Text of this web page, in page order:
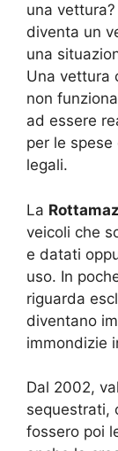
una
diventa un
una
Una vettura
non
ad essere
per le spese
legali.
La
veicoli che
e datati
uso. In
riguarda
diventano
immondizie
Dal 2002,
sequestrati,
fossero poi